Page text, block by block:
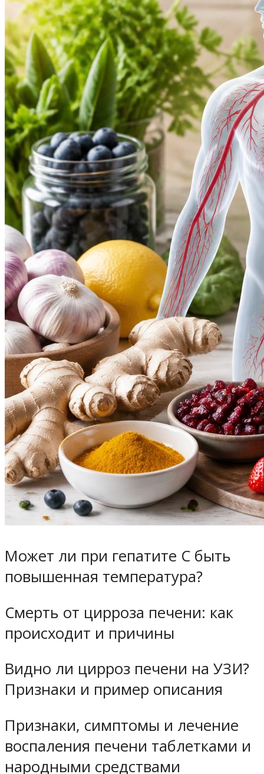
Может ли при гепатите С быть
повышенная температура?
Смерть от цирроза печени: как
происходит и причины
Видно ли цирроз печени на УЗИ?
Признаки и пример описания
Признаки, симптомы и лечение
воспаления печени таблетками и
народными средствами